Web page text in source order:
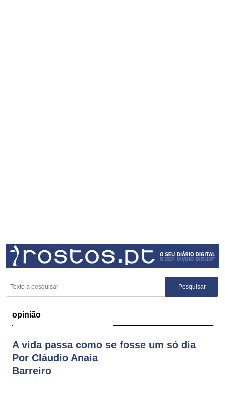
opinião
A vida passa como se fosse um só dia
Por Cláudio Anaia
Barreiro